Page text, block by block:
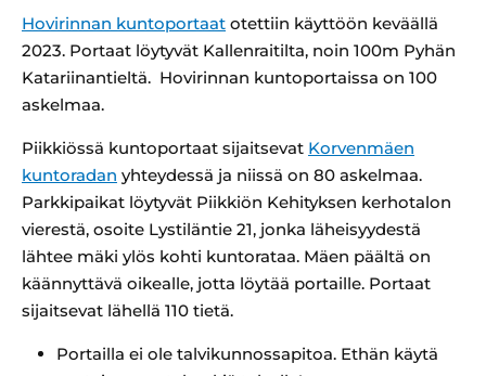
Hovirinnan kuntoportaat otettiin käyttöön keväällä
2023. Portaat löytyvät Kallenraitilta, noin 100m Pyhän
Katariinantieltä. Hovirinnan kuntoportaissa on 100
askelmaa.
Piikkiössä kuntoportaat sijaitsevat Korvenmäen
kuntoradan yhteydessä ja niissä on 80 askelmaa.
Parkkipaikat löytyvät Piikkiön Kehityksen kerhotalon
vierestä, osoite Lystiläntie 21, jonka läheisyydestä
lähtee mäki ylös kohti kuntorataa. Mäen päältä on
käännyttävä oikealle, jotta löytää portaille. Portaat
sijaitsevat lähellä 110 tietä.
Portailla ei ole talvikunnossapitoa. Ethän käytä